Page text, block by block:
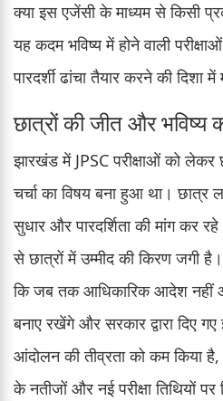
क्या इस एजेंसी के माध्यम से किसी
यह कदम भविष्य में होने वाली
पारदर्शी ढांचा तैयार करने की दिशा में
छात्रों की जीत और भविष्य
झारखंड में JPSC परीक्षाओं को लेकर
चर्चा का विषय बना हुआ था। छात्र
सुधार और पारदर्शिता की मांग कर
से छात्रों में उम्मीद की किरण जगी
कि जब तक आधिकारिक आदेश नहीं
बनाए रखेंगे और सरकार द्वारा दिए
आंदोलन की तीव्रता को कम किया
के नतीजों और नई परीक्षा तिथियों पर